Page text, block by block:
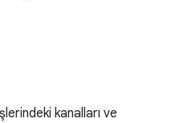
kanalları ve